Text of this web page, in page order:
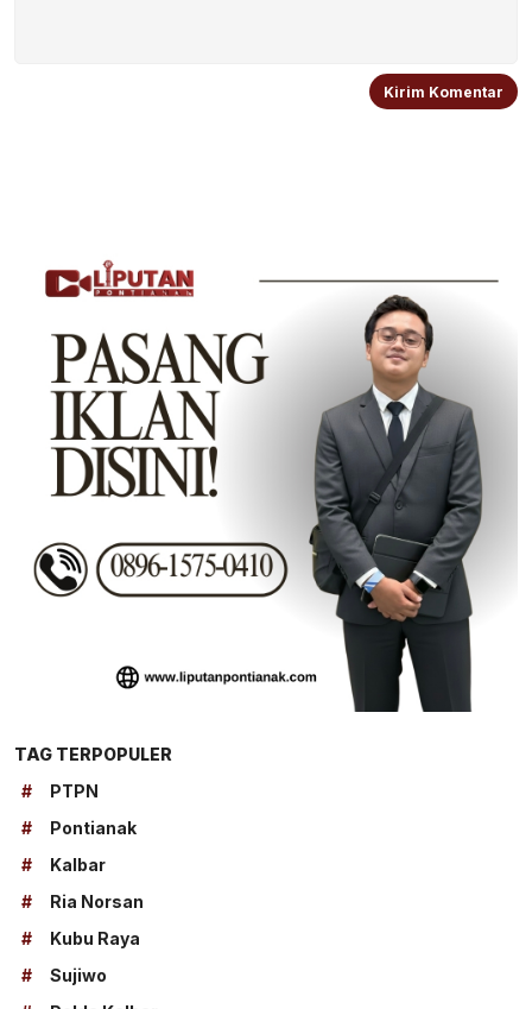
TAG TERPOPULER
#
PTPN
#
Pontianak
#
Kalbar
#
Ria Norsan
#
Kubu Raya
#
Sujiwo